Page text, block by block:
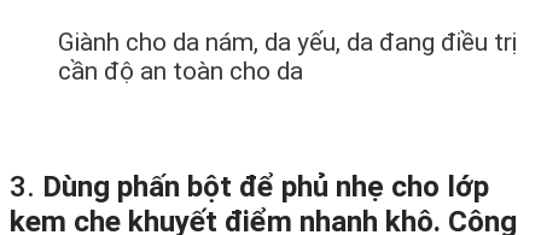
Giành cho da nám, da yếu, da đang điều trị
cần độ an toàn cho da
3. Dùng phấn bột để phủ nhẹ cho lớp
kem che khuyết điểm nhanh khô. Công